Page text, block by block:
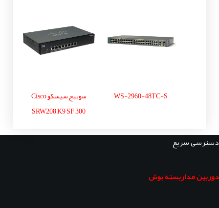
WS-2960-48TC-S
سوییچ سیسکو Cisco
SRW208 K9 SF 300
دسترسی سریع
دوربین مداربسته بوش